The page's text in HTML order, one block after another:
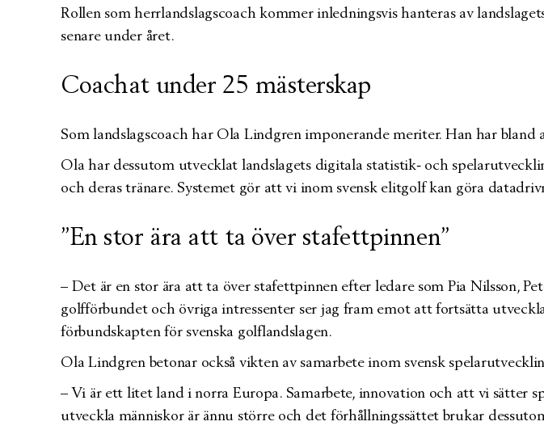
Rollen som herrlandslagscoach kommer inledningsvis hanteras av
senare under året.
Coachat under 25 mästerskap
Som landslagscoach har Ola Lindgren imponerande meriter. Han har
Ola har dessutom utvecklat landslagets digitala statistik- och
och deras tränare. Systemet gör att vi inom svensk elitgolf kan göra
”En stor ära att ta över stafettpinnen”
– Det är en stor ära att ta över stafettpinnen efter ledare som Pia Nilsson,
golfförbundet och övriga intressenter ser jag fram emot att fortsätta
förbundskapten för svenska golflandslagen.
Ola Lindgren betonar också vikten av samarbete inom svensk
– Vi är ett litet land i norra Europa. Samarbete, innovation och att vi sätter
utveckla människor är ännu större och det förhållningssättet brukar